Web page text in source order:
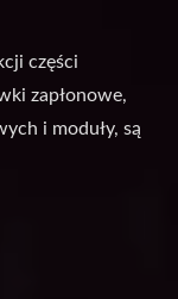
części
zapłonowe,
i moduły, są